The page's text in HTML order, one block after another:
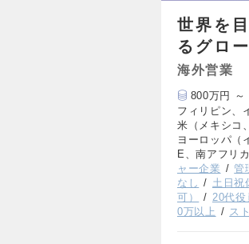
世界を
るグロ
海外営業
800万円 ～
フィリピン、
米（メキシコ
ヨーロッパ（
E、南アフリ
ャー企業
管
なし
土日祝
可）
20代役
0万以上
ス